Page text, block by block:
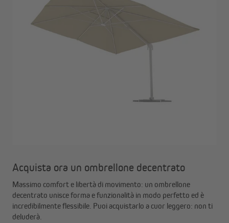
Acquista ora un ombrellone decentrato
Massimo comfort e libertà di movimento: un ombrellone
decentrato unisce forma e funzionalità in modo perfetto ed è
incredibilmente flessibile. Puoi acquistarlo a cuor leggero: non ti
deluderà.